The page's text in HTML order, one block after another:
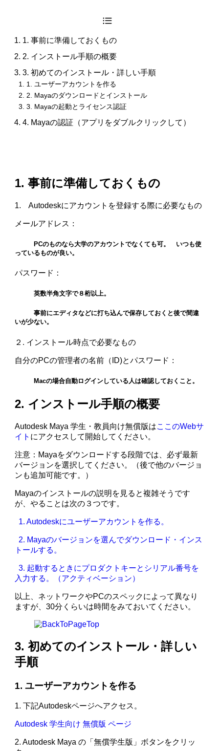
1. 事前に準備しておくもの
2. インストール手順の概要
3. 初めてのインストール・詳しい手順
1. ユーザーアカウントを作る
2. Mayaのダウンロードとインストール
3. Mayaの起動とライセンス認証
4. Mayaの認証（アプリをダブルクリックして）
1. 事前に準備しておくもの
1. Autodeskにアカウントを登録する際に必要なもの
メールアドレス：
PCのものなら大学のアカウントでなくても可。 いつも使
っているものが良い。
パスワード：
英数半角文字で８桁以上。
事前にエディタなどに打ち込んで保存しておくと後で間違
いが少ない。
２. インストール時点で必要なもの
自分のPCの管理者の名前（ID)とパスワード：
Macの場合自動ログインしている人は確認しておくこと。
2. インストール手順の概要
Autodesk Maya 学生・教員向け無償版はここのWebサ
イト にアクセスして開始してください。
注意：Mayaをダウンロードする段階では、必ず最新
バージョンを選択してください。（後で他のバージョ
ンも追加可能です。）
Mayaのインストールの説明を見ると複雑そうです
が、やることは次の３つです。
1. Autodeskにユーザーアカウントを作る。
2. Mayaのバージョンを選んでダウンロード・インス
トールする。
3. 起動するときにプロダクトキーとシリアル番号を
入力する。（アクティベーション）
以上、ネットワークやPCのスペックによって異なり
ますが、30分くらいは時間をみておいてください。
3. 初めてのインストール・詳しい
手順
1. ユーザーアカウントを作る
1. 下記Autodeskページへアクセス。
Autodesk 学生向け 無償版 ページ
2. Autodesk Maya の「無償学生版」ボタンをクリッ